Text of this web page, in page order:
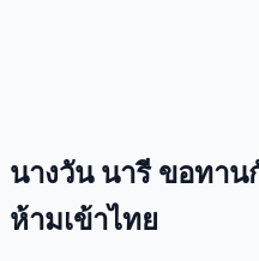
นางวัน นารี ขอทา
ห้ามเข้าไทย